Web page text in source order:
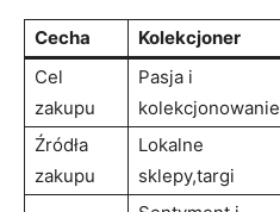
Cecha Kolekcjoner
Cel
zakupu
Pasja i
kolekcjonowanie
Źródła
zakupu
Lokalne
sklepy,targi